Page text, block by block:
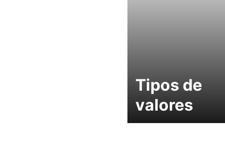
Tipos de
valores